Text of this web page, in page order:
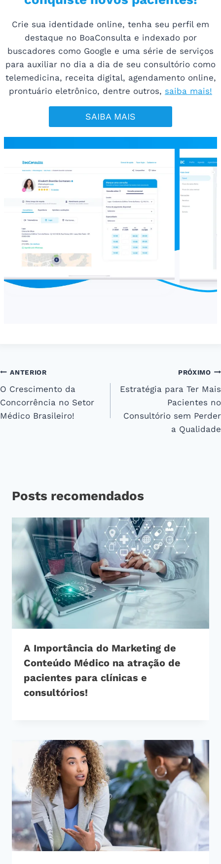
Crie sua identidade online, tenha seu perfil em
destaque no BoaConsulta e indexado por
buscadores como Google e uma série de serviços
para auxiliar no dia a dia de seu consultório como
telemedicina, receita digital, agendamento online,
prontuário eletrônico, dentre outros, saiba mais!
SAIBA MAIS
Navegação
de
Post
ANTERIOR
O Crescimento da
Concorrência no Setor
Médico Brasileiro!
PRÓXIMO
Estratégia para Ter Mais
Pacientes no
Consultório sem Perder
a Qualidade
Posts recomendados
A Importância do Marketing de
Conteúdo Médico na atração de
pacientes para clínicas e
consultórios!